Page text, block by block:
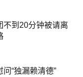
不到20分钟被请离
“独漏赖清德”